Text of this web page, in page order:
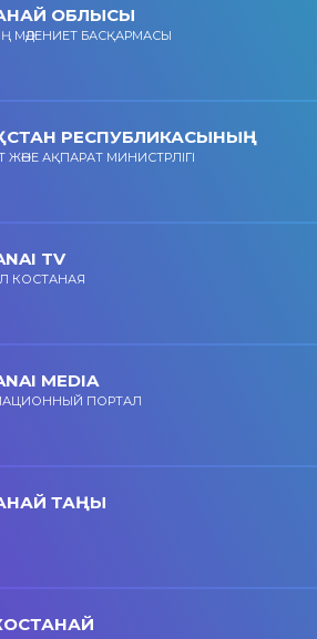
ОБЛЫСЫ
МӘДЕНИЕТ БАСҚАРМАСЫ
РЕСПУБЛИКАСЫНЫҢ
ЖӘНЕ АҚПАРАТ МИНИСТРЛІГІ
TV
КОСТАНАЯ
MEDIA
ПОРТАЛ
ТАҢЫ